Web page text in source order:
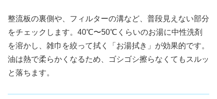
整流板の裏側や、フィルターの溝など、普段見えない部分
をチェックします。40℃〜50℃くらいのお湯に中性洗剤
を溶かし、雑巾を絞って拭く「お湯拭き」が効果的です。
油は熱で柔らかくなるため、ゴシゴシ擦らなくてもスルッ
と落ちます。